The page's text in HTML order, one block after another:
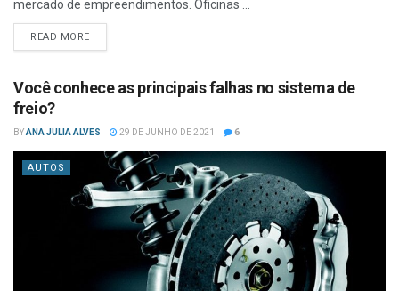
mercado de empreendimentos. Oficinas ...
READ MORE
Você conhece as principais falhas no sistema de
freio?
BYANA JULIA ALVES 29 DE JUNHO DE 2021 6
AUTOS